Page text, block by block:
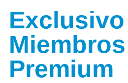
Miembros
Premium